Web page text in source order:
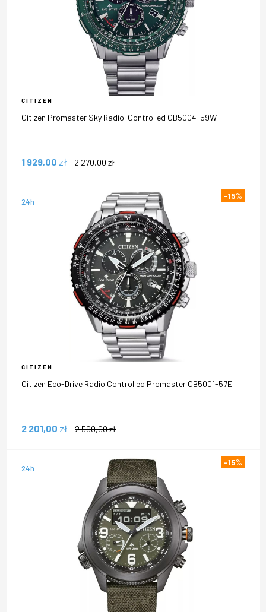
CITIZEN
Citizen Promaster Sky Radio-Controlled CB5004-59W
1 929,00 zł 2 270,00zł
24h
-15%
CITIZEN
Citizen Eco-Drive Radio Controlled Promaster CB5001-57E
2 201,00 zł 2 590,00zł
24h
-15%